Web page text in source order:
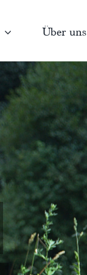
Über uns